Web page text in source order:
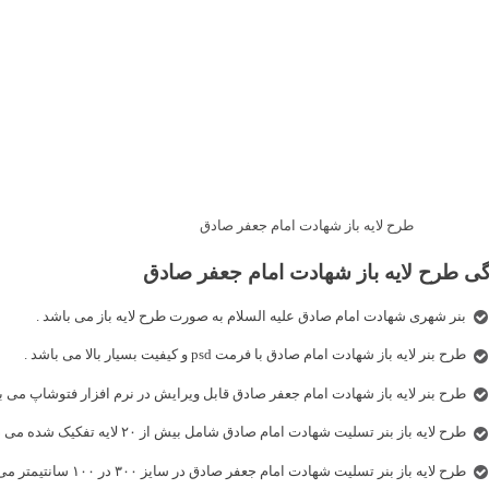
طرح لایه باز شهادت امام جعفر صادق
طرح لایه باز شهادت امام جعفر صادق
بنر شهری شهادت امام صادق علیه السلام به صورت طرح لایه باز می باشد .
طرح بنر لایه باز شهادت امام صادق با فرمت psd و کیفیت بسیار بالا می باشد .
طرح بنر لایه باز شهادت امام جعفر صادق قابل ویرایش در نرم افزار فتوشاپ می
طرح لایه باز بنر تسلیت شهادت امام صادق شامل بیش از ۲۰ لایه تفکیک شده می باشد .
طرح لایه باز بنر تسلیت شهادت امام جعفر صادق در سایز ۳۰۰ در ۱۰۰ سانتیمتر می باشد .